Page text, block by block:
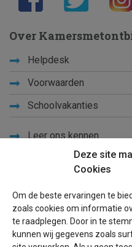
Deze site
Cookies
Om de beste ervaringen te
zoals cookies om informatie
te raadplegen. Door in te
kunnen wij gegevens zoals
Over
Helpdesk
Voorwaarden
Schoolvakanties
Leer ons kennen
Sitemap
Blog